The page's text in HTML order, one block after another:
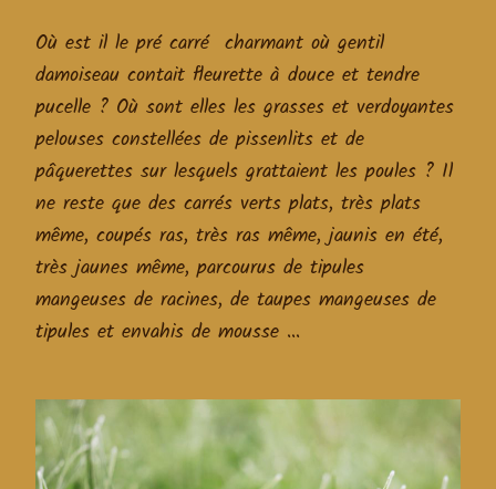
Où est il le pré carré charmant où gentil
damoiseau contait fleurette à douce et tendre
pucelle ? Où sont elles les grasses et verdoyantes
pelouses constellées de pissenlits et de
pâquerettes sur lesquels grattaient les poules ? Il
ne reste que des carrés verts plats, très plats
même, coupés ras, très ras même, jaunis en été,
très jaunes même, parcourus de tipules
mangeuses de racines, de taupes mangeuses de
tipules et envahis de mousse …